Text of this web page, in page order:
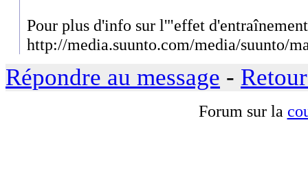
Pour plus d'info sur l'"effet
http://media.suunto.com/media/suunto/
Répondre au message -
Forum sur la